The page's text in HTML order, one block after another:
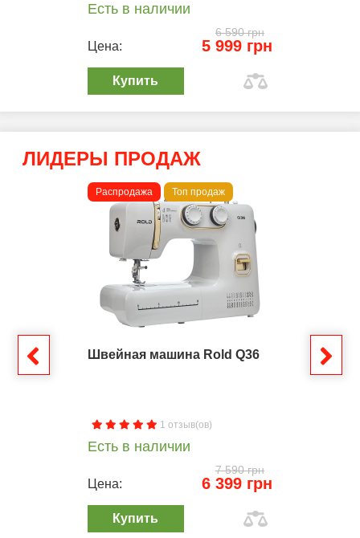
Есть в наличии
6 590 грн
Цена: 5 999 грн
Купить
ЛИДЕРЫ ПРОДАЖ
Распродажа Топ продаж
Швейная машина Rold Q36
1 отзыв(ов)
Есть в наличии
7 590 грн
Цена: 6 399 грн
Купить